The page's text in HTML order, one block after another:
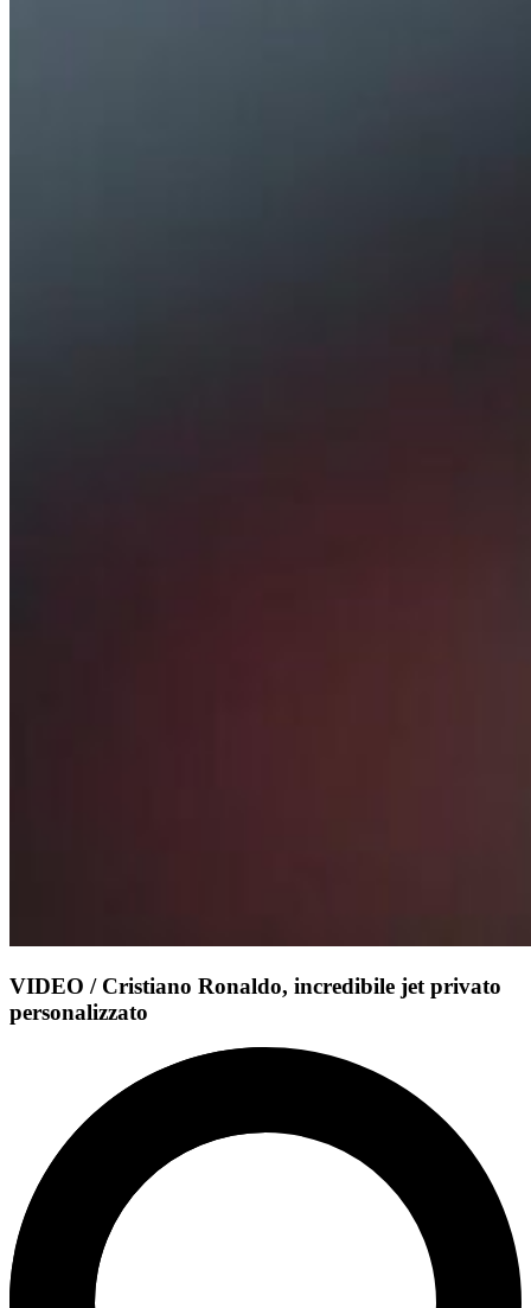
VIDEO / Cristiano Ronaldo, incredibile jet privato
personalizzato